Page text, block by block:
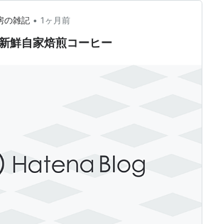
の会社さんが運営しております えええ
たと思います その会社が農園を奈良と
、そちらで育てた野菜などをこの類農
の雑記 • 1ヶ月前
鮮自家焙煎コーヒー